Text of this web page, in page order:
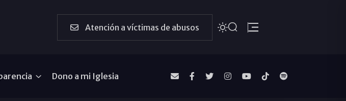
Atención a víctimas de abusos
Dono a mi Iglesia